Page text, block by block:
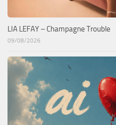
LIA LEFAY – Champagne Trouble
09/08/2026